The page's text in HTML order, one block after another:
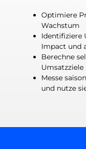
Optimiere
Wachstum
Identifiziere
Impact und
Berechne
Umsatzziele
Messe
und nutze